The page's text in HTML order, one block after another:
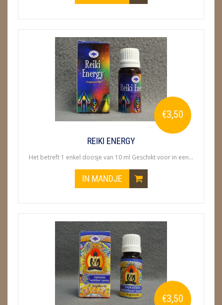
€3,50
REIKI ENERGY
Het betreft 1 enkel doosje van 10 ml Geschikt voor in een...
IN MANDJE
€3,50